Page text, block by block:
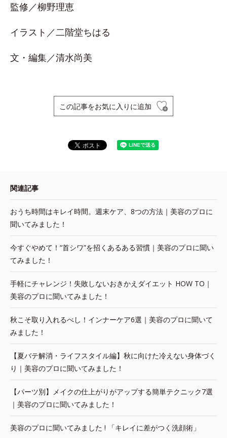
監修／柳野理恵
イラスト／二階堂ちはる
文・編集／清水尚美
この記事をお気に入りに追加
関連記事
おうち時間はキレイ時間。週末ケア、8つの方法｜美容のプロに
聞いてみました！
今すぐやめて！“首シワ”を招くあるある習慣｜美容のプロに聞い
てみました！
手軽にチャレンジ！失敗しないおきかえダイエット HOW TO｜
美容のプロに聞いてみました！
秋こそ取り入れるべし！インナーケア6選｜美容のプロに聞いて
みました！
【夏バテ解消・ライフスタイル編】秋に向けた冷えない身体づく
り｜美容のプロに聞いてみました！
【パーツ別】メイクの仕上がりがアップする簡単テクニック7選
｜美容のプロに聞いてみました！
美容のプロに聞いてみました ! 「キレイに差がつく洗顔術」